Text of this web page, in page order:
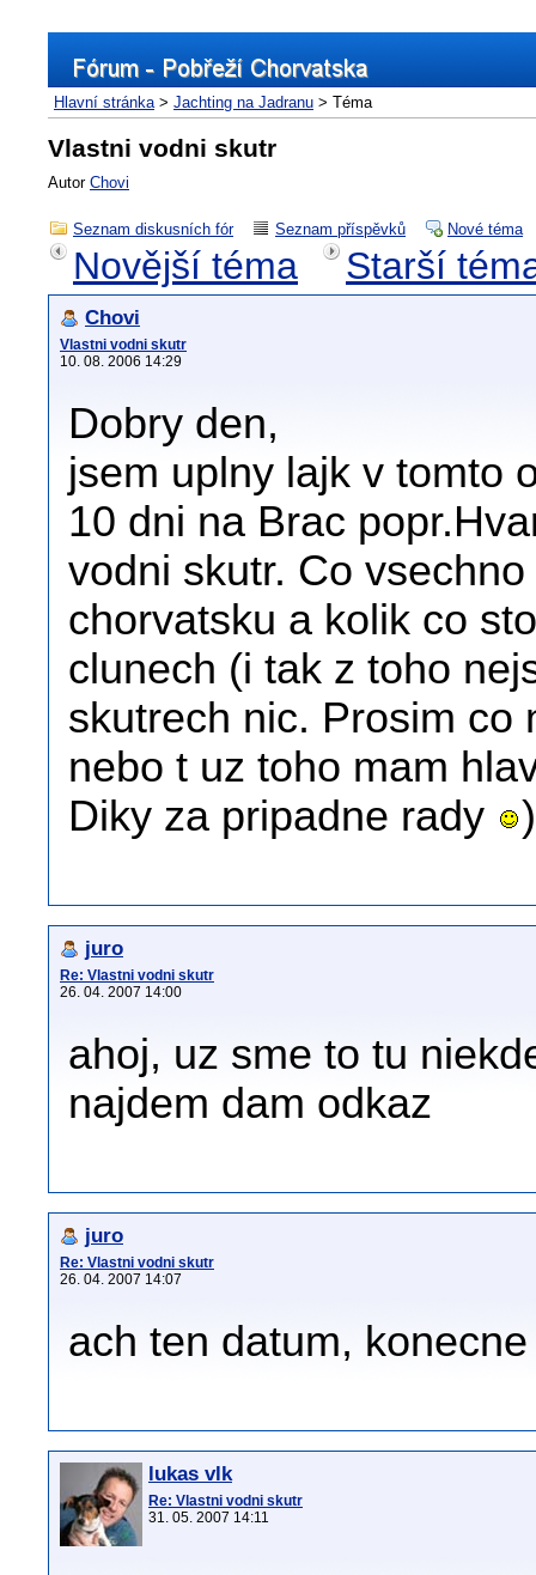
Hlavní stránka> Jachting na Jadranu > Téma
Vlastni vodni skutr
Autor Chovi
Seznam diskusních fór Seznam příspěvků Nové téma
Novější téma Starší
Chovi
Vlastni vodni skutr
10. 08. 2006 14:29
Dobry den,
jsem uplny lajk v tomto
10 dni na Brac
vodni skutr. Co
chorvatsku a kolik co
clunech (i tak z toho
skutrech nic. Prosim co
nebo t uz toho mam
Diky za pripadne rady
)
juro
Re: Vlastni vodni skutr
26. 04. 2007 14:00
ahoj, uz sme to tu
najdem dam odkaz
juro
Re: Vlastni vodni skutr
26. 04. 2007 14:07
ach ten datum,
lukas vlk
Re: Vlastni vodni skutr
31. 05. 2007 14:11